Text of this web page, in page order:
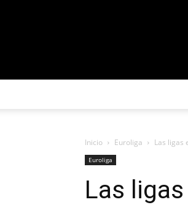
Inicio Euroliga Las ligas
Euroliga
Las